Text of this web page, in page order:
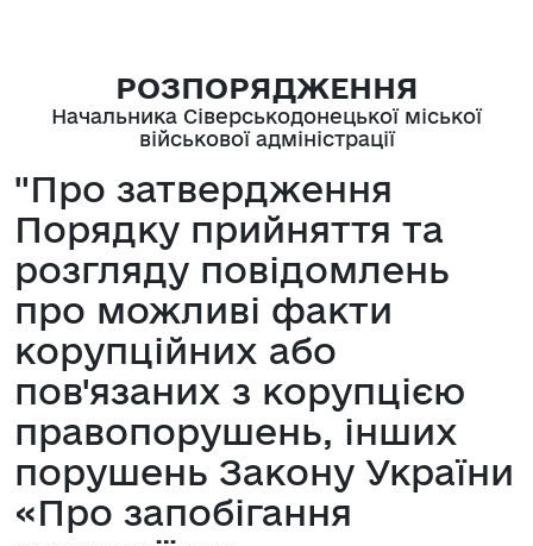
РОЗПОРЯДЖЕННЯ
Начальника Сіверськодонецької міської
військової адміністрації
"Про затвердження
Порядку прийняття та
розгляду повідомлень
про можливі факти
корупційних або
пов'язаних з корупцією
правопорушень, інших
порушень Закону України
«Про запобігання